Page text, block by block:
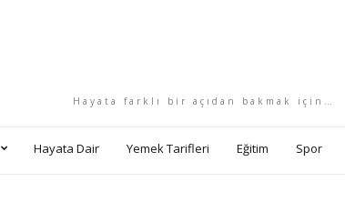
Hayata farklı bir açıdan bakmak için…
Hayata Dair Yemek Tarifleri Eğitim Spor